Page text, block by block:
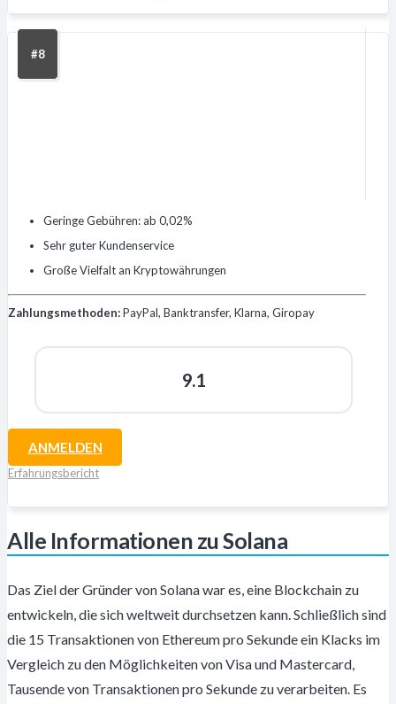
#8
Geringe Gebühren: ab 0,02%
Sehr guter Kundenservice
Große Vielfalt an Kryptowährungen
Zahlungsmethoden:PayPal, Banktransfer, Klarna, Giropay
9.1
ANMELDEN
Erfahrungsbericht
Alle Informationen zu Solana
Das Ziel der Gründer von Solana war es, eine Blockchain zu
entwickeln, die sich weltweit durchsetzen kann. Schließlich sind
die 15 Transaktionen von Ethereum pro Sekunde ein Klacks im
Vergleich zu den Möglichkeiten von Visa und Mastercard,
Tausende von Transaktionen pro Sekunde zu verarbeiten. Es